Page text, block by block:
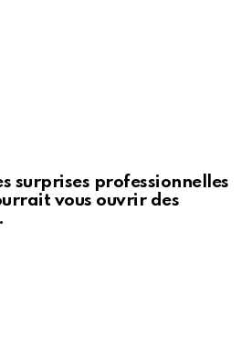
surprises professionnelles
vous ouvrir des